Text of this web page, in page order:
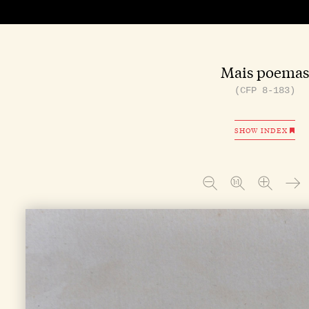
Mais poemas
(CFP 8-183)
SHOW INDEX